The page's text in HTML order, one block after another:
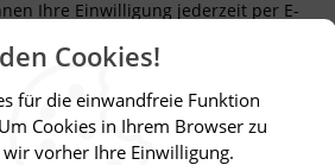
Cookies!
für die einwandfreie Funktion
Cookies in Ihrem Browser zu
vorher Ihre Einwilligung.
Ihre Einwilligung jederzeit per E-
Absenden Ihrer E-Mail-Adresse
des Newsletters ein und